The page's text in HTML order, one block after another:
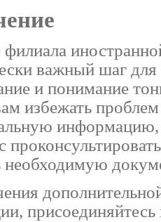
важный шаг
и понимание
избежать
информацию,
необходимую